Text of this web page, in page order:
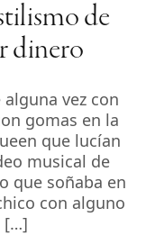
de
dinero
vez con
gomas en la
que lucían
musical de
que soñaba en
con alguno
[…]